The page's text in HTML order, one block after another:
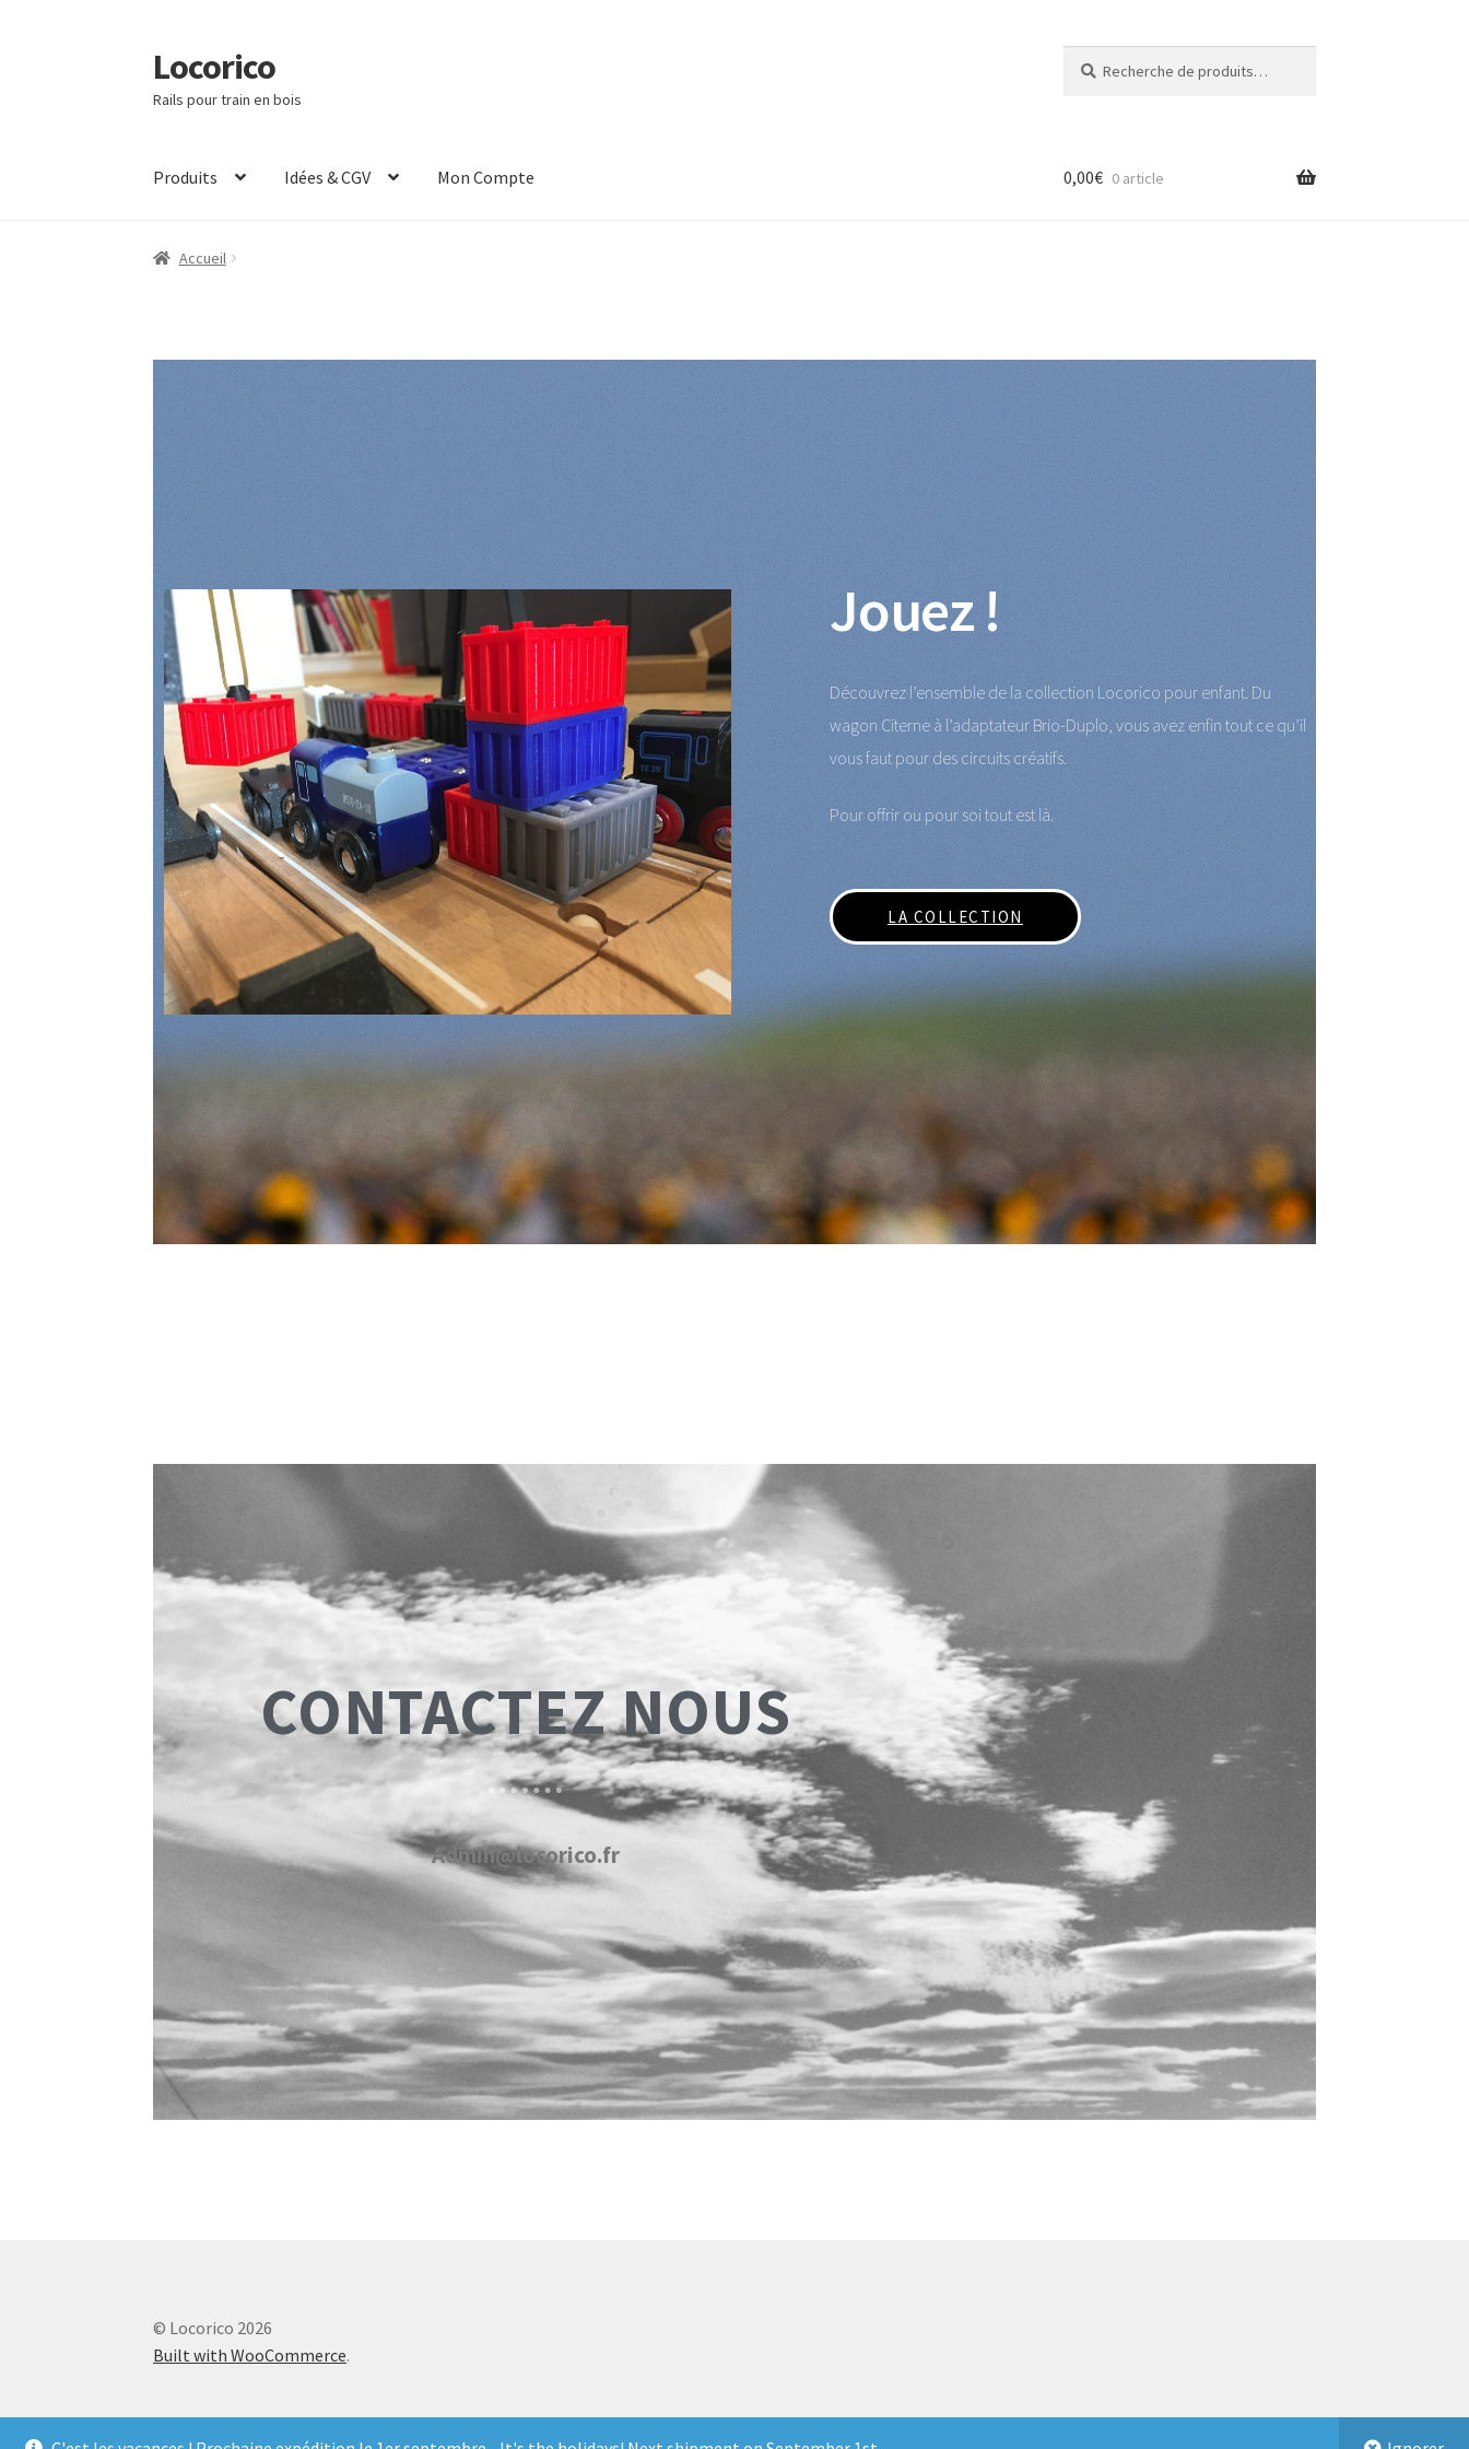
Locorico
Rails pour train en bois
Produits Idées & CGV Mon Compte 0,00€ 0 article
Accueil
Jouez !
Découvrez l’ensemble de la collection Locorico pour enfant. Du
wagon Citerne à l’adaptateur Brio-Duplo, vous avez enfin tout ce qu’il
vous faut pour des circuits créatifs.
Pour offrir ou pour soi tout est là.
LA COLLECTION
CONTACTEZ NOUS
Admin@locorico.fr
© Locorico 2026
Built with WooCommerce.